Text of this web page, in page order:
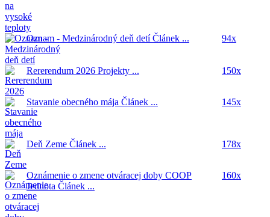
Oznam - Medzinárodný deň detíČlánek ... 94x
Rererendum 2026 Projekty ... 150x
Stavanie obecného mája Článek ... 145x
Deň Zeme Článek ... 178x
Oznámenie o zmene otváracej doby COOP
Jednota Článek ...
160x